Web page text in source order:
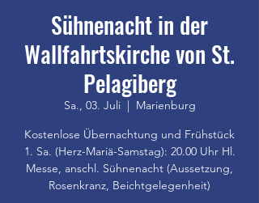
Sühnenacht in der
Wallfahrtskirche von St.
Pelagiberg
Sa., 03. Juli
  |
Marienburg
Kostenlose Übernachtung und Frühstück
1. Sa. (Herz-Mariä-Samstag): 20.00 Uhr Hl.
Messe, anschl. Sühnenacht (Aussetzung,
Rosenkranz, Beichtgelegenheit)